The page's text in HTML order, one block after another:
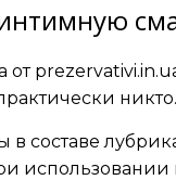
от
никто.
составе